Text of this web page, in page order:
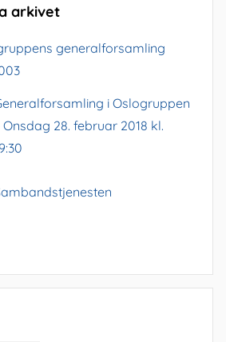
arkivet
generalforsamling
i Oslogruppen
Onsdag 28. februar 2018 kl.